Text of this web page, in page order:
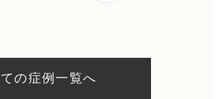
の症例一覧へ